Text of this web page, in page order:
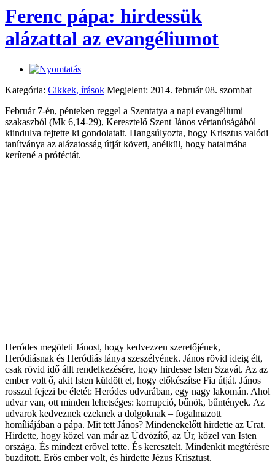
Ferenc pápa: hirdessük
alázattal az evangéliumot
Kategória: Cikkek, írások Megjelent: 2014. február 08. szombat
Február 7-én, pénteken reggel a Szentatya a napi evangéliumi
szakaszból (Mk 6,14-29), Keresztelő Szent János vértanúságából
kiindulva fejtette ki gondolatait. Hangsúlyozta, hogy Krisztus valódi
tanítványa az alázatosság útját követi, anélkül, hogy hatalmába
kerítené a próféciát.
Heródes megöleti Jánost, hogy kedvezzen szeretőjének,
Heródiásnak és Heródiás lánya szeszélyének. János rövid ideig élt,
csak rövid idő állt rendelkezésére, hogy hirdesse Isten Szavát. Az az
ember volt ő, akit Isten küldött el, hogy előkészítse Fia útját. János
rosszul fejezi be életét: Heródes udvarában, egy nagy lakomán. Ahol
udvar van, ott minden lehetséges: korrupció, bűnök, bűntények. Az
udvarok kedveznek ezeknek a dolgoknak – fogalmazott
homíliájában a pápa. Mit tett János? Mindenekelőtt hirdette az Urat.
Hirdette, hogy közel van már az Üdvözítő, az Úr, közel van Isten
országa. És mindezt erővel tette. És keresztelt. Mindenkit megtérésre
buzdított. Erős ember volt, és hirdette Jézus Krisztust.